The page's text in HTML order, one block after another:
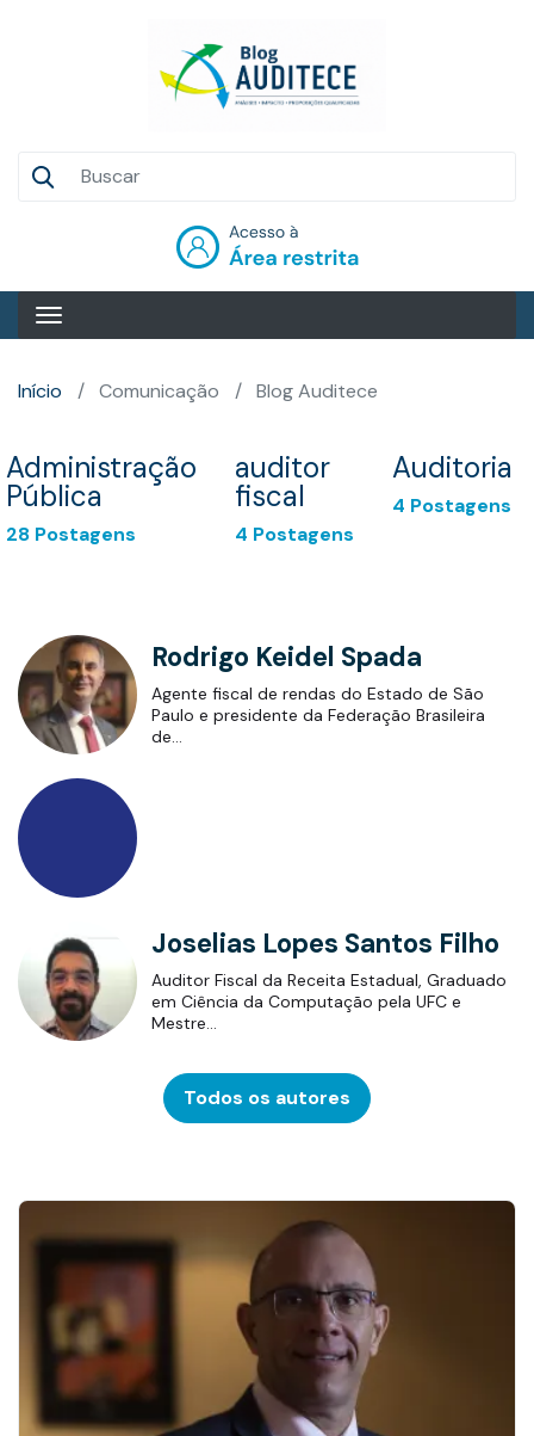
Início Comunicação Blog Auditece
Administração
Pública
28 Postagens
auditor
fiscal
4 Postagens
Auditoria
4 Postagens
Juracy Braga Soares Junior
Juracy Soares é auditor fiscal do Estado do
Ceará, diretor de Estudo Tributários da…
Sara Felix
Sara Felix é auditora fiscal do Estado de
Minas Gerais aposentada. É graduada em
Direito…
Todos os autores